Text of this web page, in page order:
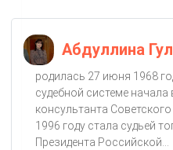
Абдуллина
родилась 27 июня 1968
судебной системе
консультанта
1996 году стала судьей
Президента Российской...